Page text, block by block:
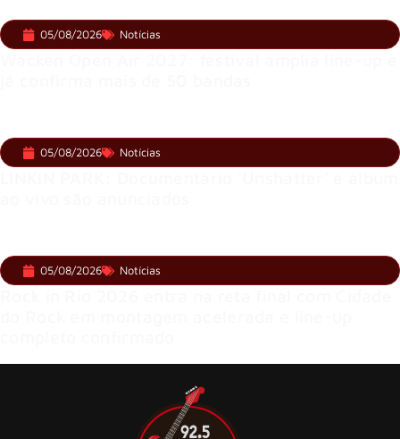
05/08/2026 Notícias
05/08/2026 Notícias
05/08/2026 Notícias